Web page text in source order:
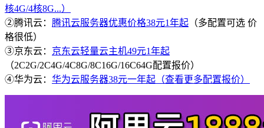
核4G/4核8G...）
②腾讯云： 腾讯云服务器优惠价格38元1年起 （多配置可选 价
格很低）
③京东云： 京东云轻量云主机49元1年起
（2C2G/2C4G/4C8G/8C16G/16C64G配置报价）
④华为云： 华为云服务器38元一年起（查看更多配置报价）